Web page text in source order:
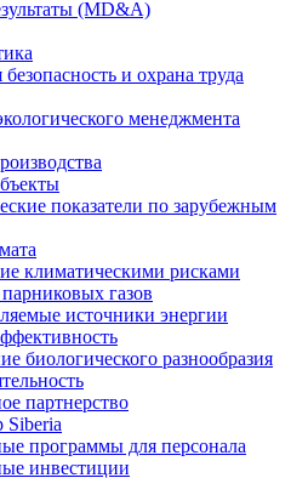
(MD&A)
и охрана труда
менеджмента
показатели по зарубежным
климатическими рисками
газов
источники энергии
биологического разнообразия
партнерство
Siberia
программы для персонала
инвестиции